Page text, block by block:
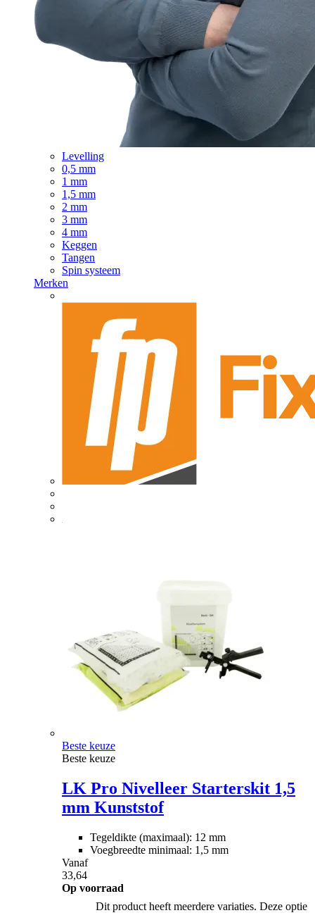
Levelling
0,5 mm
1 mm
1,5 mm
2 mm
3 mm
4 mm
Keggen
Tangen
Spin systeem
Merken
Beste keuze
Beste keuze
LK Pro Nivelleer Starterskit 1,5
mm Kunststof
Tegeldikte (maximaal): 12 mm
Voegbreedte minimaal: 1,5 mm
Vanaf
33,64
Op voorraad
Dit product heeft meerdere variaties. Deze optie